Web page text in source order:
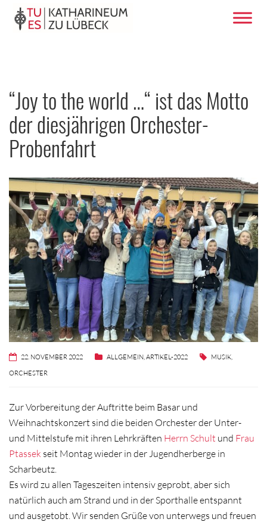
“Joy to the world …“ ist das Motto
der diesjährigen Orchester-
Probenfahrt
22. NOVEMBER 2022 ALLGEMEIN,ARTIKEL-2022 MUSIK,
ORCHESTER
Zur Vorbereitung der Auftritte beim Basar und
Weihnachtskonzert sind die beiden Orchester der Unter-
und Mittelstufe mit ihren Lehrkräften Herrn Schult und Frau
Ptassek seit Montag wieder in der Jugendherberge in
Scharbeutz.
Es wird zu allen Tageszeiten intensiv geprobt, aber sich
natürlich auch am Strand und in der Sporthalle entspannt
und ausgetobt. Wir senden Grüße von unterwegs und freuen